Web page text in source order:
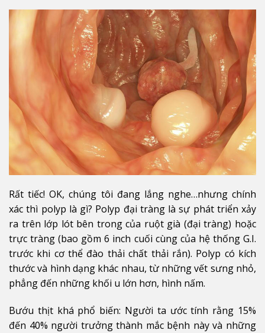
Rất tiếc! OK, chúng tôi đang lắng nghe…nhưng chính
xác thì polyp là gì? Polyp đại tràng là sự phát triển xảy
ra trên lớp lót bên trong của ruột già (đại tràng) hoặc
trực tràng (bao gồm 6 inch cuối cùng của hệ thống G.I.
trước khi cơ thể đào thải chất thải rắn). Polyp có kích
thước và hình dạng khác nhau, từ những vết sưng nhỏ,
phẳng đến những khối u lớn hơn, hình nấm.
Bướu thịt khá phổ biến: Người ta ước tính rằng 15%
đến 40% người trưởng thành mắc bệnh này và những